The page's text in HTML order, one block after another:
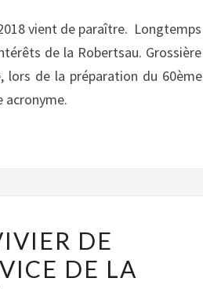
vient de paraître. Longtemps
de la Robertsau. Grossière
lors de la préparation du 60ème
acronyme.
DE
DE LA